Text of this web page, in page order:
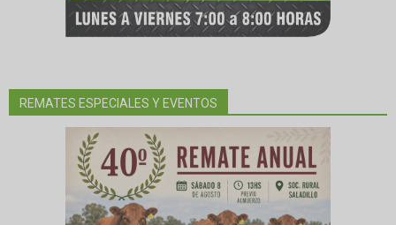
REMATES ESPECIALES Y EVENTOS